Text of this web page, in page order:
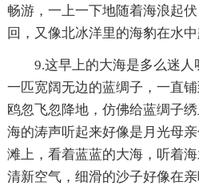
畅游，一上一下地随着海浪起
回，又像北冰洋里的海豹在水中
9.这早上的大海是多么迷
一匹宽阔无边的蓝绸子，一直
鸥忽飞忽降地，仿佛给蓝绸子
海的涛声听起来好像是月光母
滩上，看着蓝蓝的大海，听着
清新空气，细滑的沙子好像在